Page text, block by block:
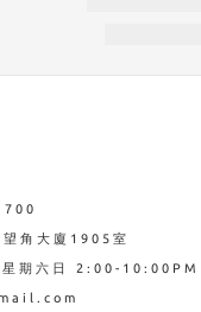
角大廈1905室
期六日 2:00-10:00PM